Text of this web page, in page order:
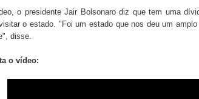
cerca de 200 lideranças em apoio à pré-candidatura
evento de saúde pública do planeta com foco na
o presidente Jair Bolsonaro diz que tem uma
o estado. "Foi um estado que nos deu um
disse.
o vídeo: